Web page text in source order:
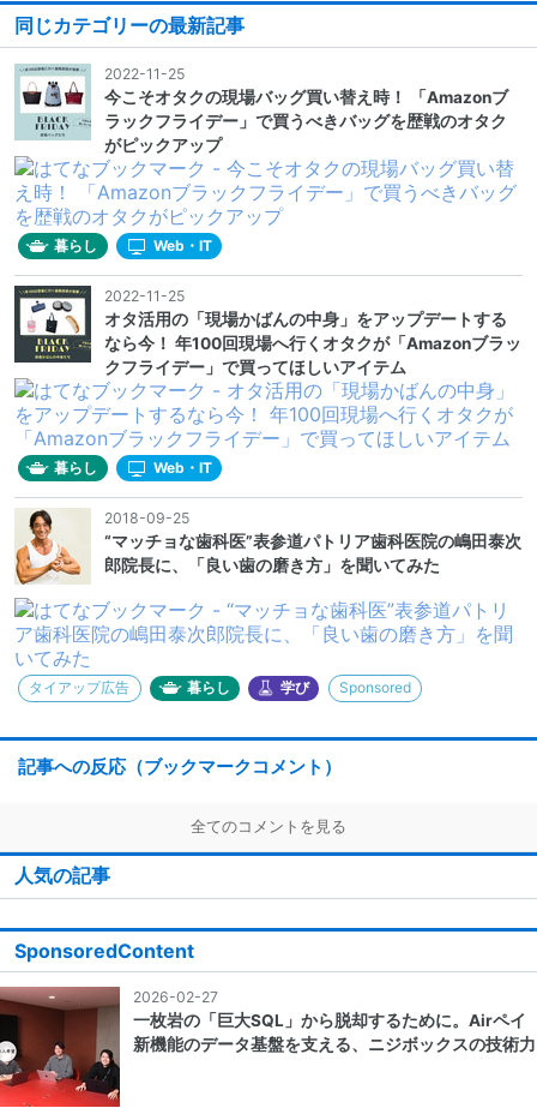
同じカテゴリーの最新記事
2022-11-25
今こそオタクの現場バッグ買い替え時！ 「Amazonブ
ラックフライデー」で買うべきバッグを歴戦のオタク
がピックアップ
暮らし Web・IT
2022-11-25
オタ活用の「現場かばんの中身」をアップデートする
なら今！ 年100回現場へ行くオタクが「Amazonブラッ
クフライデー」で買ってほしいアイテム
暮らし Web・IT
2018-09-25
“マッチョな歯科医”表参道パトリア歯科医院の嶋田泰次
郎院長に、「良い歯の磨き方」を聞いてみた
タイアップ広告 暮らし 学び Sponsored
記事への反応（ブックマークコメント）
全てのコメントを見る
人気の記事
SponsoredContent
2026-02-27
一枚岩の「巨大SQL」から脱却するために。Airペイ
新機能のデータ基盤を支える、ニジボックスの技術力